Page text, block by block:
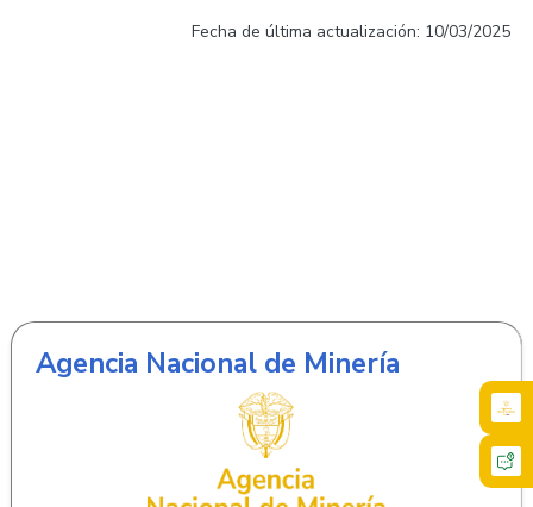
Fecha de última actualización: 10/03/2025
Agencia Nacional de Minería